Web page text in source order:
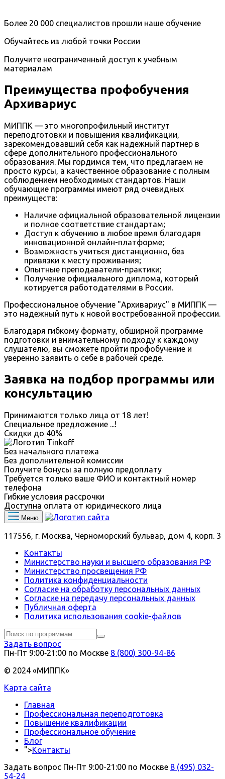
Более 20 000 специалистов прошли наше обучение
Обучайтесь из любой точки России
Получите неограниченный доступ к учебным
материалам
Преимущества профобучения
Архивариус
МИППК — это многопрофильный институт
переподготовки и повышения квалификации,
зарекомендовавший себя как надежный партнер в
сфере дополнительного профессионального
образования. Мы гордимся тем, что предлагаем не
просто курсы, а качественное образование с полным
соблюдением необходимых стандартов. Наши
обучающие программы имеют ряд очевидных
преимуществ:
Наличие официальной образовательной лицензии
и полное соответствие стандартам;
Доступ к обучению в любое время благодаря
инновационной онлайн-платформе;
Возможность учиться дистанционно, без
привязки к месту проживания;
Опытные преподаватели-практики;
Получение официального диплома, который
котируется работодателями в России.
Профессиональное обучение "Архивариус" в МИППК —
это надежный путь к новой востребованной профессии.
Благодаря гибкому формату, обширной программе
подготовки и внимательному подходу к каждому
слушателю, вы сможете пройти профобучение и
уверенно заявить о себе в рабочей среде.
Заявка на подбор программы или
консультацию
Принимаются только лица от 18 лет!
Специальное предложение
!
Скидки до 40%
Без начального платежа
Без дополнительной комиссии
Получите бонусы за полную предоплату
Требуется только ваше ФИО и контактный номер
телефона
Гибкие условия рассрочки
Доступна оплата от юридического лица
Меню
117556, г. Москва, Черноморский бульвар, дом 4, корп. 3
Контакты
Министерство науки и высшего образования РФ
Министерство просвещения РФ
Политика конфиденциальности
Согласие на обработку персональных данных
Согласие на передачу персональных данных
Публичная оферта
Политика использования сookie-файлов
Задать вопрос
Пн-Пт 9:00‑21:00 по Москве 8 (800) 300-94-86
© 2024 «МИППК»
Карта сайта
Главная
Профессиональная переподготовка
Повышение квалификации
Профессиональное обучение
Блог
">Контакты
Задать вопрос Пн-Пт 9:00-21:00 по Москве 8 (495) 032-
54-24